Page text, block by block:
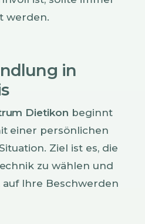
werden.
in
Dietikon beginnt
einer persönlichen
Ziel ist es, die
zu wählen und
Ihre Beschwerden